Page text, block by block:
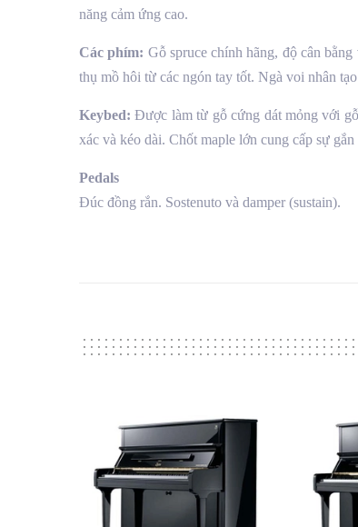
năng cảm ứng cao.
Các phím: Gỗ spruce chính hãng, độ cân
thụ mồ hôi từ các ngón tay tốt. Ngà voi nhân
Keybed: Được làm từ gỗ cứng dát mỏng với
xác và kéo dài. Chốt maple lớn cung cấp sự
Pedals
Đúc đồng rắn. Sostenuto và damper (sustain).